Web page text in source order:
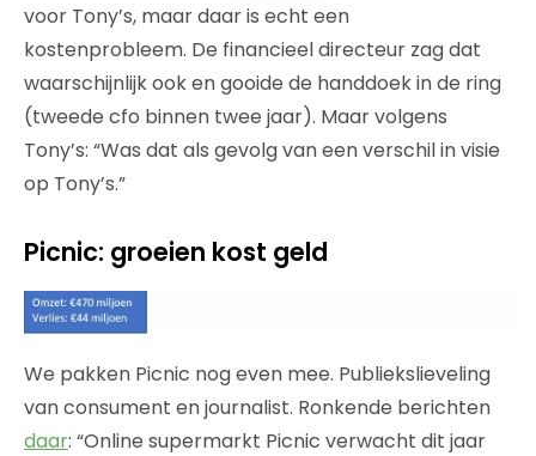
voor Tony’s, maar daar is echt een
kostenprobleem. De financieel directeur zag dat
waarschijnlijk ook en gooide de handdoek in de ring
(tweede cfo binnen twee jaar). Maar volgens
Tony’s: “Was dat als gevolg van een verschil in visie
op Tony’s.”
Picnic: groeien kost geld
We pakken Picnic nog even mee. Publiekslieveling
van consument en journalist. Ronkende berichten
daar: “Online supermarkt Picnic verwacht dit jaar